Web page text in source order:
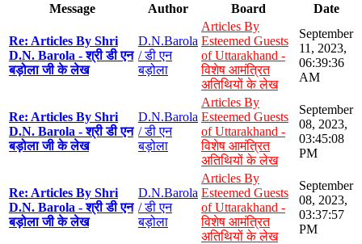
Message Author Board Date
Re: Articles By Shri
D.N. Barola - श्री डी एन
बड़ोला जी के लेख
D.N.Barola
/ डी एन
बड़ोला
Articles By
Esteemed Guests
of Uttarakhand -
विशेष आमंत्रित
अतिथियों के लेख
September
11, 2023,
06:39:36
AM
Re: Articles By Shri
D.N. Barola - श्री डी एन
बड़ोला जी के लेख
D.N.Barola
/ डी एन
बड़ोला
Articles By
Esteemed Guests
of Uttarakhand -
विशेष आमंत्रित
अतिथियों के लेख
September
08, 2023,
03:45:08
PM
Re: Articles By Shri
D.N. Barola - श्री डी एन
बड़ोला जी के लेख
D.N.Barola
/ डी एन
बड़ोला
Articles By
Esteemed Guests
of Uttarakhand -
विशेष आमंत्रित
अतिथियों के लेख
September
08, 2023,
03:37:57
PM